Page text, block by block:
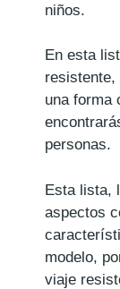
niños.
En esta
una forma
personas.
Esta lista,
aspectos
modelo,
viaje